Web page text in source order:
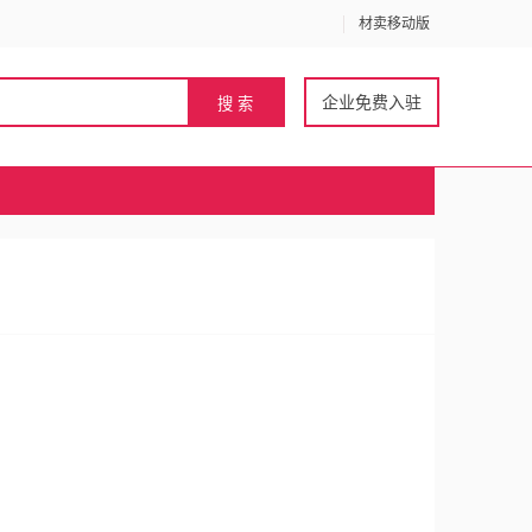
材卖移动版
企业免费入驻